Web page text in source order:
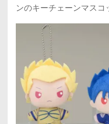
ンのキーチェーンマスコ